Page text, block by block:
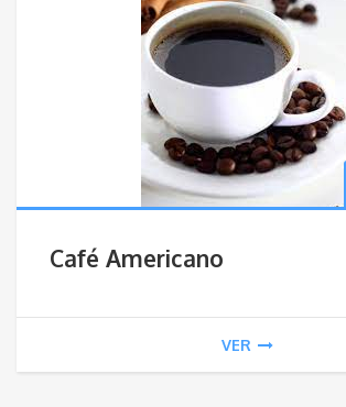
Café Americano
VER